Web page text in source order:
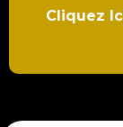
Cliquez